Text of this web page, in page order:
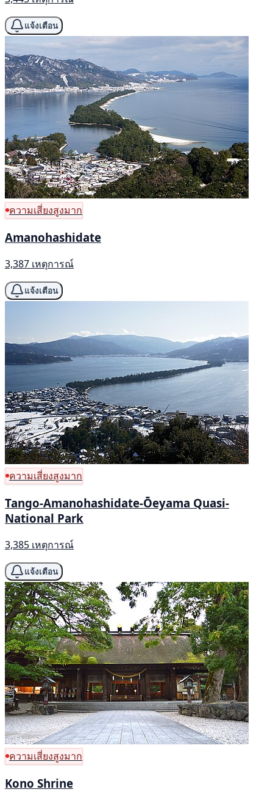
แจ้งเตือน
ความเสี่ยงสูงมาก
Amanohashidate
3,387 เหตุการณ์
แจ้งเตือน
ความเสี่ยงสูงมาก
Tango-Amanohashidate-Ōeyama Quasi-
National Park
3,385 เหตุการณ์
แจ้งเตือน
ความเสี่ยงสูงมาก
Kono Shrine